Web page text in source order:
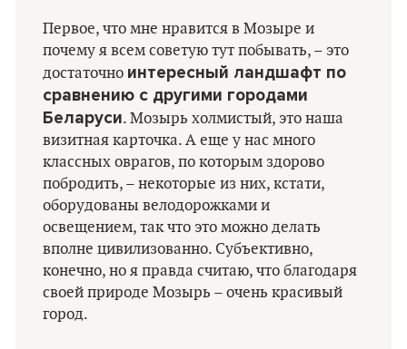
Первое, что мне нравится в Мозыре и
почему я всем советую тут побывать, – это
достаточно интересный ландшафт по
сравнению с другими городами
Беларуси. Мозырь холмистый, это наша
визитная карточка. А еще у нас много
классных оврагов, по которым здорово
побродить, – некоторые из них, кстати,
оборудованы велодорожками и
освещением, так что это можно делать
вполне цивилизованно. Субъективно,
конечно, но я правда считаю, что благодаря
своей природе Мозырь – очень красивый
город.